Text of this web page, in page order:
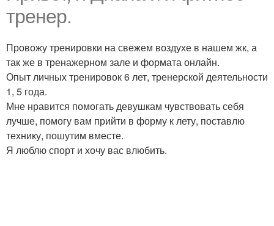
тренер.
Провожу тренировки на свежем воздухе в нашем жк, а
так же в тренажерном зале и формата онлайн.
Опыт личных тренировок 6 лет, тренерской деятельности
1, 5 года.
Мне нравится помогать девушкам чувствовать себя
лучше, помогу вам прийти в форму к лету, поставлю
технику, пошутим вместе.
Я люблю спорт и хочу вас влюбить.